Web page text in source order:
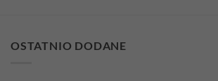
OSTATNIO DODANE